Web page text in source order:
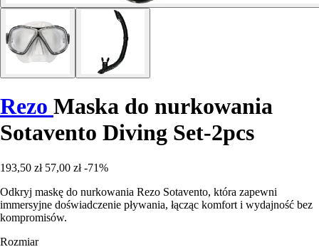
Rezo Maska do nurkowania
Sotavento Diving Set-2pcs
193,50 zł 57,00 zł -71%
Odkryj maskę do nurkowania Rezo Sotavento, która zapewni
immersyjne doświadczenie pływania, łącząc komfort i wydajność bez
kompromisów.
Rozmiar